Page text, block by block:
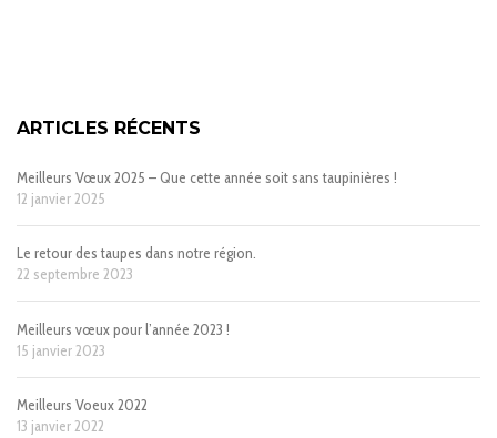
ARTICLES RÉCENTS
Meilleurs Vœux 2025 – Que cette année soit sans taupinières !
12 janvier 2025
Le retour des taupes dans notre région.
22 septembre 2023
Meilleurs vœux pour l’année 2023 !
15 janvier 2023
Meilleurs Voeux 2022
13 janvier 2022